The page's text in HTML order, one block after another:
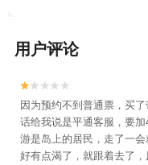
用户评论


因为预约不到普通票，买
话给我说是平通客服，要
游是岛上的居民，走了一
好有点渴了，就跟着去了